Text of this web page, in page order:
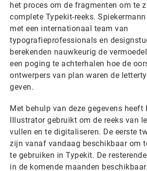
het proces om de fragmenten om te
complete Typekit-reeks.
met een internationaal team van
typografieprofessionals en
berekenden nauwkeurig de
een poging te achterhalen hoe de
ontwerpers van plan waren de
geven.
Met behulp van deze gegevens heeft
Illustrator gebruikt om de reeks van
vullen en te digitaliseren. De eerste
zijn vanaf vandaag beschikbaar om
te gebruiken in Typekit. De
in de komende maanden beschikbaar.